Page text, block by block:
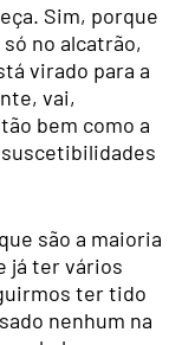
Sim, porque
no alcatrão,
virado para a
vai,
bem como a
são a maioria
já ter vários
ter tido
nenhum na